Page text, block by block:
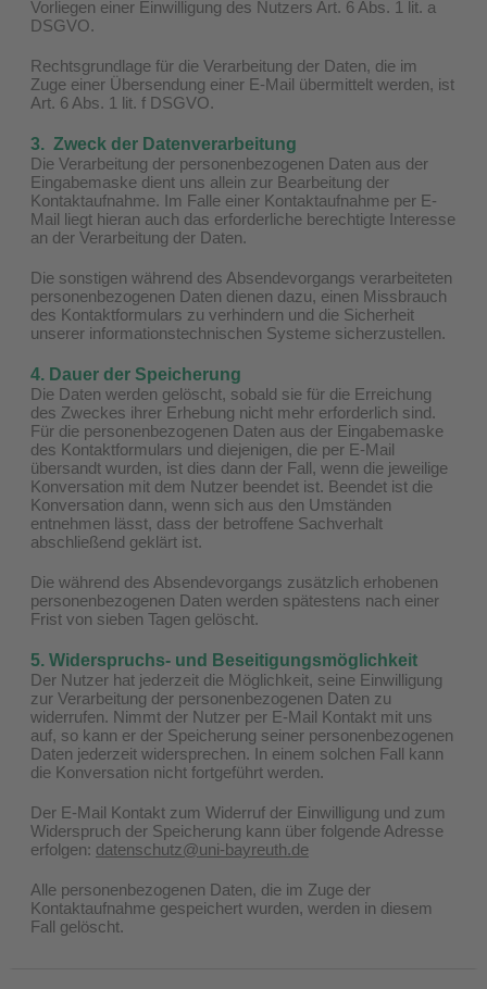
Vorliegen einer Einwilligung des Nutzers Art. 6 Abs. 1 lit. a
DSGVO.
Rechtsgrundlage für die Verarbeitung der Daten, die im
Zuge einer Übersendung einer E-Mail übermittelt werden, ist
Art. 6 Abs. 1 lit. f DSGVO.
3. Zweck der Datenverarbeitung
Die Verarbeitung der personenbezogenen Daten aus der
Eingabemaske dient uns allein zur Bearbeitung der
Kontaktaufnahme. Im Falle einer Kontaktaufnahme per E-
Mail liegt hieran auch das erforderliche berechtigte Interesse
an der Verarbeitung der Daten.
Die sonstigen während des Absendevorgangs verarbeiteten
personenbezogenen Daten dienen dazu, einen Missbrauch
des Kontaktformulars zu verhindern und die Sicherheit
unserer informationstechnischen Systeme sicherzustellen.
4. Dauer der Speicherung
Die Daten werden gelöscht, sobald sie für die Erreichung
des Zweckes ihrer Erhebung nicht mehr erforderlich sind.
Für die personenbezogenen Daten aus der Eingabemaske
des Kontaktformulars und diejenigen, die per E-Mail
übersandt wurden, ist dies dann der Fall, wenn die jeweilige
Konversation mit dem Nutzer beendet ist. Beendet ist die
Konversation dann, wenn sich aus den Umständen
entnehmen lässt, dass der betroffene Sachverhalt
abschließend geklärt ist.
Die während des Absendevorgangs zusätzlich erhobenen
personenbezogenen Daten werden spätestens nach einer
Frist von sieben Tagen gelöscht.
5. Widerspruchs- und Beseitigungsmöglichkeit
Der Nutzer hat jederzeit die Möglichkeit, seine Einwilligung
zur Verarbeitung der personenbezogenen Daten zu
widerrufen. Nimmt der Nutzer per E-Mail Kontakt mit uns
auf, so kann er der Speicherung seiner personenbezogenen
Daten jederzeit widersprechen. In einem solchen Fall kann
die Konversation nicht fortgeführt werden.
Der E-Mail Kontakt zum Widerruf der Einwilligung und zum
Widerspruch der Speicherung kann über folgende Adresse
erfolgen: datenschutz@uni-bayreuth.de
Alle personenbezogenen Daten, die im Zuge der
Kontaktaufnahme gespeichert wurden, werden in diesem
Fall gelöscht.